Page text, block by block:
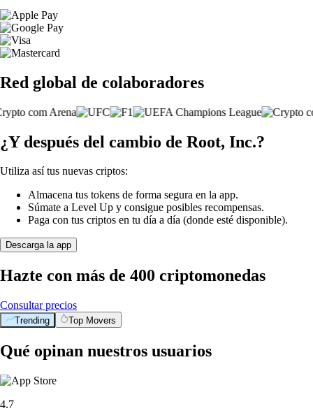
Red global de colaboradores
¿Y después del cambio de Root, Inc.?
Utiliza así tus nuevas criptos:
Almacena tus tokens de forma segura en la app.
Súmate a Level Up y consigue posibles recompensas.
Paga con tus criptos en tu día a día (donde esté disponible).
Descarga la app
Hazte con más de 400 criptomonedas
Consultar precios
Trending Top Movers
Qué opinan nuestros usuarios
4.7